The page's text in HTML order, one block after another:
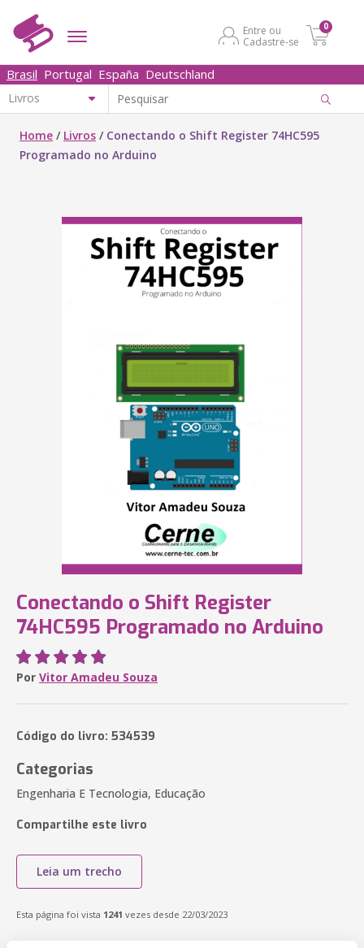
Entre ou
Cadastre-se
0
Brasil Portugal España Deutschland
Home / Livros / Conectando o Shift Register 74HC595
Programado no Arduino
Conectando o Shift Register
74HC595 Programado no Arduino
Por Vitor Amadeu Souza
Código do livro: 534539
Categorias
Engenharia E Tecnologia, Educação
Compartilhe este livro
Leia um trecho
Esta página foi vista 1241 vezes desde 22/03/2023